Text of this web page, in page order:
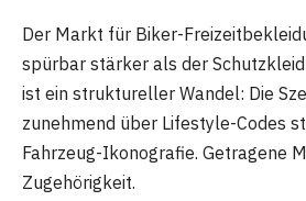
Der Markt für Biker-
spürbar stärker als der
ist ein struktureller Wandel: Die
zunehmend über Lifestyle-Codes
Fahrzeug-Ikonografie. Getragene
Zugehörigkeit.